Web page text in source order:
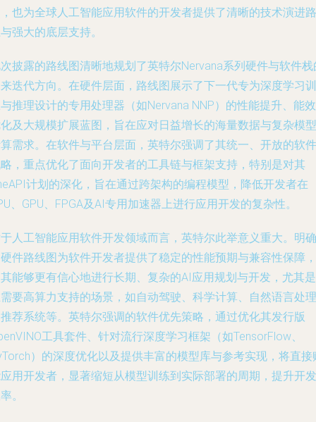
也为全球人工智能应用软件的开发者提供了清晰的技术演进路
强大的底层支持。
披露的路线图清晰地规划了英特尔Nervana系列硬件与软件栈
迭代方向。在硬件层面，路线图展示了下一代专为深度学习训
推理设计的专用处理器（如Nervana NNP）的性能提升、能效
及大规模扩展蓝图，旨在应对日益增长的海量数据与复杂模型
需求。在软件与平台层面，英特尔强调了其统一、开放的软件
，重点优化了面向开发者的工具链与框架支持，特别是对其
计划的深化，旨在通过跨架构的编程模型，降低开发者在
、GPU、FPGA及AI专用加速器上进行应用开发的复杂性。
人工智能应用软件开发领域而言，英特尔此举意义重大。明确
件路线图为软件开发者提供了稳定的性能预期与兼容性保障，
能够更有信心地进行长期、复杂的AI应用规划与开发，尤其是
要高算力支持的场景，如自动驾驶、科学计算、自然语言处理
荐系统等。英特尔强调的软件优先策略，通过优化其发行版
工具套件、针对流行深度学习框架（如TensorFlow、
）的深度优化以及提供丰富的模型库与参考实现，将直接
用开发者，显著缩短从模型训练到实际部署的周期，提升开发
。